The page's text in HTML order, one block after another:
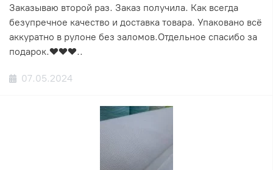
Заказываю второй раз. Заказ получила. Как всегда
безупречное качество и доставка товара. Упаковано всё
аккуратно в рулоне без заломов.Отдельное спасибо за
подарок.❤️❤️❤️..
07.05.2024